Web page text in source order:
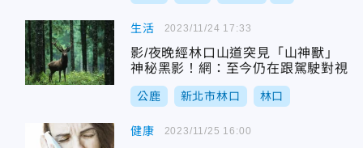
生活
影/夜晚經林口山道突見「山神獸」
神秘黑影！網：至今仍在跟駕駛對視
公鹿 新北市林口 林口
2023/11/24 17:33
健康 2023/11/25 16:00